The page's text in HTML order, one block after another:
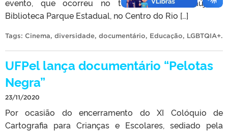
evento, que ocorreu no teatro Alcione Araújo –
Biblioteca Parque Estadual, no Centro do Rio […]
Tags: Cinema, diversidade, documentário, Educação, LGBTQIA+.
UFPel lança documentário “Pelotas
Negra”
23/11/2020
Por ocasião do encerramento do XI Colóquio de
Cartografia para Crianças e Escolares, sediado pela